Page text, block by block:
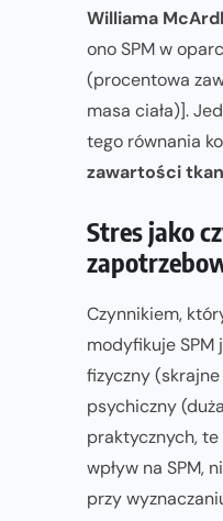
Williama
ono SPM w
(procentowa
masa ciała)].
tego równania
zawartości
Stres jako
Czynnikiem,
modyfikuje SPM
fizyczny
psychiczny
praktycznych,
wpływ na SPM,
przy